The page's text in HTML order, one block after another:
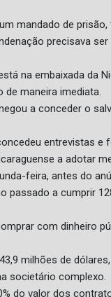
mandado de
precisava
na embaixada da
de maneira imediata.
a conceder o
entrevistas
a adotar
feira, antes do
passado a cumprir
com dinheiro
milhões de
societário complexo.
do valor dos